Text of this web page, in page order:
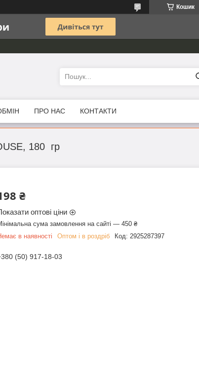
Кошик
ПРО НАС КОНТАКТИ
180 гр
₴
оптові ціни
сума замовлення на сайті — 450 ₴
в наявності
Оптом і в роздріб Код: 2925287397
(50) 917-18-03